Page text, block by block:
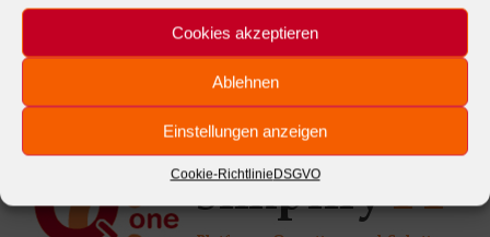
Cookies akzeptieren
Ablehnen
Einstellungen anzeigen
Cookie-RichtlinieDSGVO